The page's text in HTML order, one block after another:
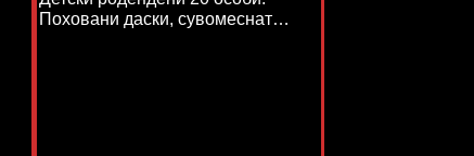
Поховани даски, сувомеснат…